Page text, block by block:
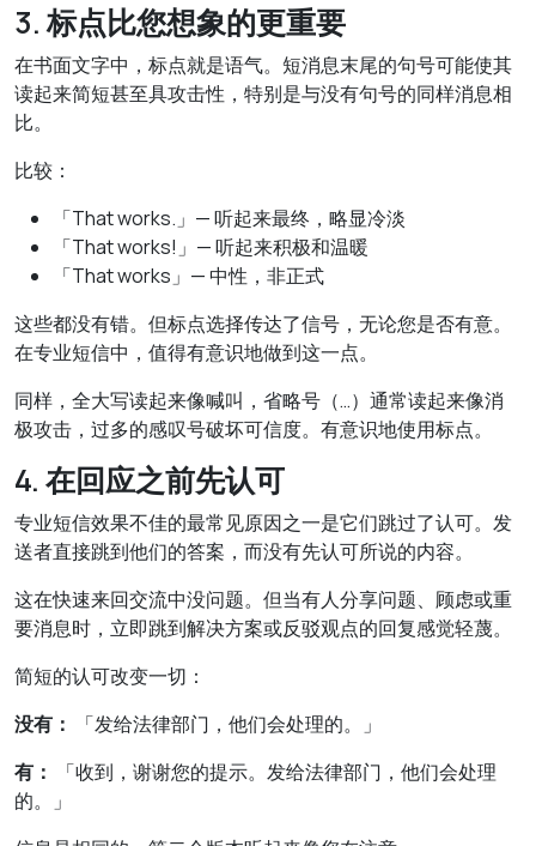
3. 标点比您想象的更重要
在书面文字中，标点就是语气。短消息末尾的句号可能使其
读起来简短甚至具攻击性，特别是与没有句号的同样消息相
比。
比较：
「That works.」— 听起来最终，略显冷淡
「That works!」— 听起来积极和温暖
「That works」— 中性，非正式
这些都没有错。但标点选择传达了信号，无论您是否有意。
在专业短信中，值得有意识地做到这一点。
同样，全大写读起来像喊叫，省略号（…）通常读起来像消
极攻击，过多的感叹号破坏可信度。有意识地使用标点。
4. 在回应之前先认可
专业短信效果不佳的最常见原因之一是它们跳过了认可。发
送者直接跳到他们的答案，而没有先认可所说的内容。
这在快速来回交流中没问题。但当有人分享问题、顾虑或重
要消息时，立即跳到解决方案或反驳观点的回复感觉轻蔑。
简短的认可改变一切：
没有：
「发给法律部门，他们会处理的。」
有：
「收到，谢谢您的提示。发给法律部门，他们会处理
的。」